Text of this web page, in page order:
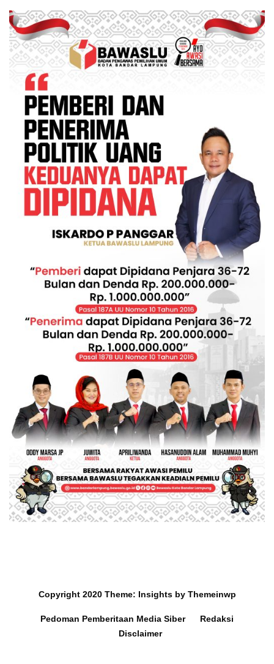
Copyright 2020 Theme: Insightsby Themeinwp
Pedoman Pemberitaan Media Siber
Redaksi
Disclaimer